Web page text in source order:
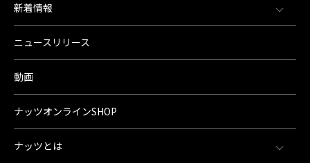
新着情報
ニュースリリース
動画
ナッツオンラインSHOP
ナッツとは